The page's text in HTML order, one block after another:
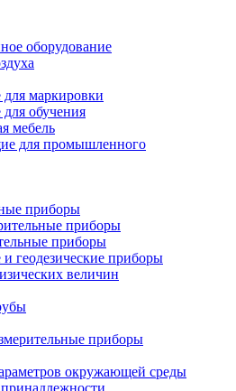
оборудование
маркировки
обучения
мебель
для промышленного
приборы
приборы
приборы
геодезические приборы
величин
приборы
окружающей среды